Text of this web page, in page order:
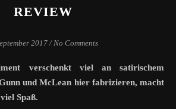
REVIEW
2017 / No Comments
und McLean hier fabrizieren, macht
Spaß.